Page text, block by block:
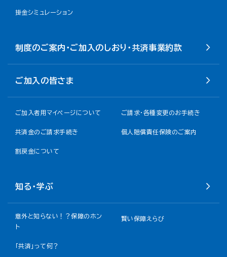
掛金シミュレーション
制度のご案内・ご加入のしおり・共済事業約款
ご加入の皆さま
ご加入者用マイページについて ご請求・各種変更のお手続き
共済金のご請求手続き 個人賠償責任保険のご案内
割戻金について​
知る・学ぶ
意外と知らない！？保障のホン
ト
賢い保障えらび
「共済」って何？